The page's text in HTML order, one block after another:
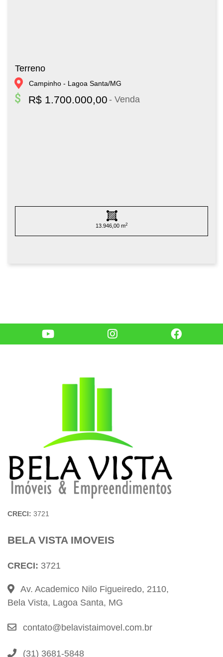
Terreno
Campinho - Lagoa Santa/MG
R$ 1.700.000,00 - Venda
13.946,00 m2
CRECI: 3721
BELA VISTA IMOVEIS
CRECI: 3721
Av. Academico Nilo Figueiredo, 2110,
Bela Vista, Lagoa Santa, MG
contato@belavistaimovel.com.br
(31) 3681-5848